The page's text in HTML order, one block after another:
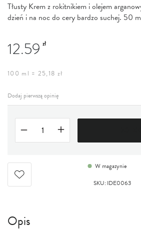
Tłusty Krem z rokitnikiem i olejem
dzień i na noc do cery bardzo suchej. 50
12.59 zł
100 ml = 25,18 zł
Dodaj pierwszą opinię
W magazynie
SKU: IDE0063
Opis